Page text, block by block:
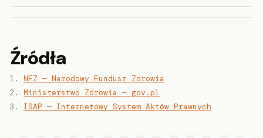
Źródła
NFZ — Narodowy Fundusz Zdrowia
Ministerstwo Zdrowia — gov.pl
ISAP — Internetowy System Aktów Prawnych